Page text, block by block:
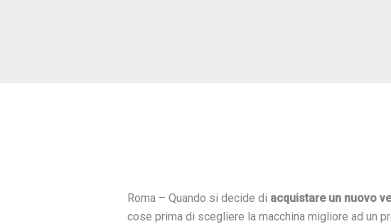
Roma – Quando si decide di acquistare un nuovo
cose prima di scegliere la macchina migliore ad un